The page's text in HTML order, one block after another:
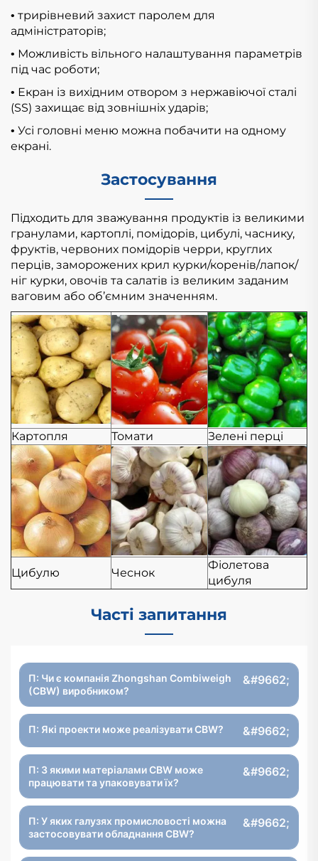
• трирівневий захист паролем для
адміністраторів;
• Можливість вільного налаштування параметрів
під час роботи;
• Екран із вихідним отвором з нержавіючої сталі
(SS) захищає від зовнішніх ударів;
• Усі головні меню можна побачити на одному
екрані.
Застосування
Підходить для зважування продуктів із великими
гранулами, картоплі, помідорів, цибулі, часнику,
фруктів, червоних помідорів черри, круглих
перців, заморожених крил курки/коренів/лапок/
ніг курки, овочів та салатів із великим заданим
ваговим або об’ємним значенням.
Картопля Томати Зелені перці
Цибулю Чеснок
Фіолетова
цибуля
Часті запитання
П: Чи є компанія Zhongshan Combiweigh
(CBW) виробником?
П: Які проекти може реалізувати CBW?
П: З якими матеріалами CBW може
працювати та упаковувати їх?
П: У яких галузях промисловості можна
застосовувати обладнання CBW?